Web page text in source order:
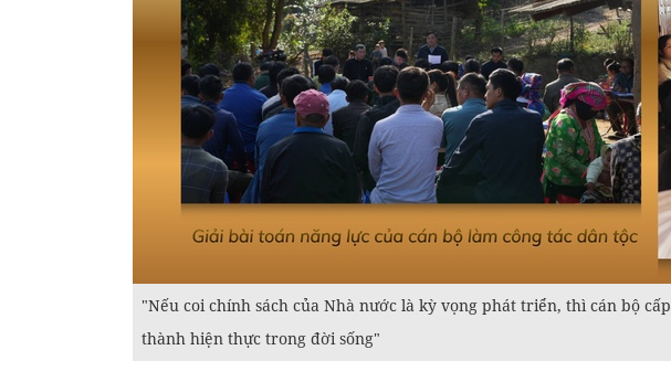
"Nếu coi chính sách của Nhà nước là kỳ vọng phát triển, thì cán bộ
thành hiện thực trong đời sống"